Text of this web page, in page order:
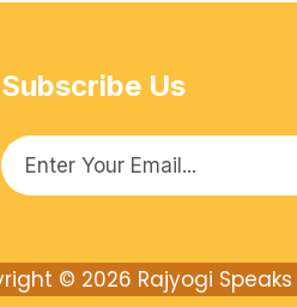
Subscribe Us
© 2026 Rajyogi Speaks